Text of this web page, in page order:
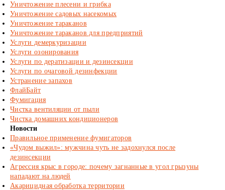
Уничтожение плесени и грибка
Уничтожение садовых насекомых
Уничтожение тараканов
Уничтожение тараканов для предприятий
Услуги демеркуризации
Услуги озонирования
Услуги по дератизации и дезинсекции
Услуги по очаговой дезинфекции
Устранение запахов
ФлайБайт
Фумигация
Чистка вентиляции от пыли
Чистка домашних кондиционеров
Новости
Правильное применение фумигаторов
«Чудом выжил»: мужчина чуть не задохнулся после
дезинсекции
Агрессия крыс в городе: почему загнанные в угол грызуны
нападают на людей
Акарицидная обработка территории